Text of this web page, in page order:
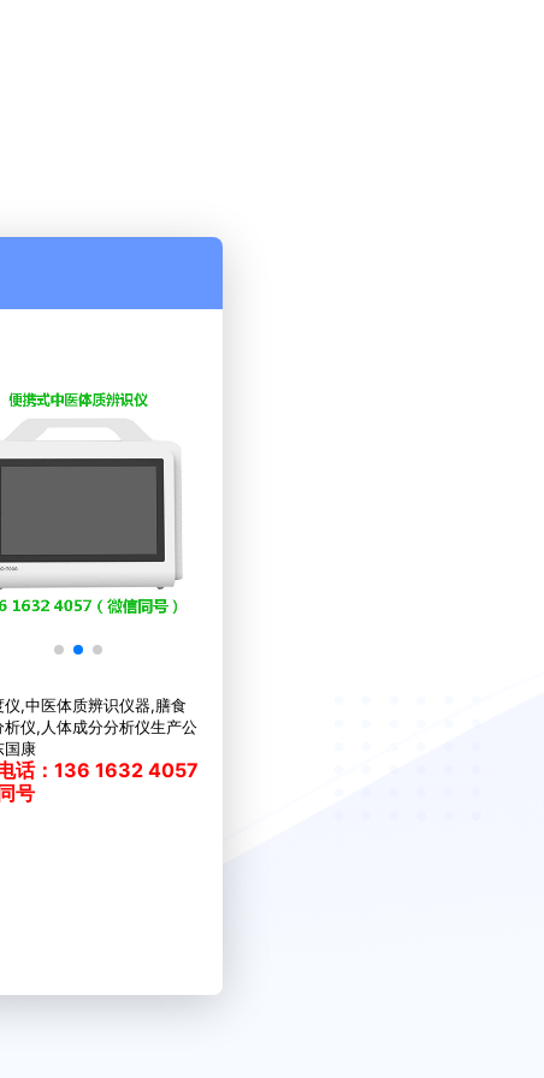
仪,中医体质辨识仪器,膳食
析仪,人体成分分析仪生产公
国康
话：136 1632 4057
号